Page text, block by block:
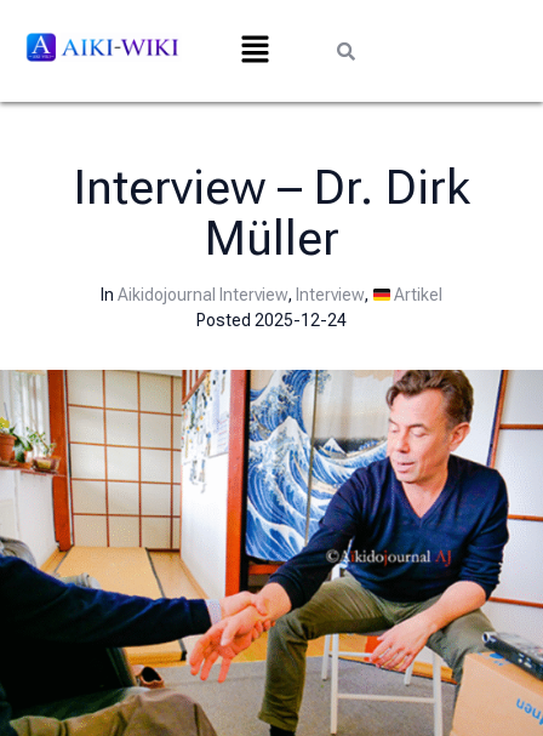
Interview – Dr. Dirk
Müller
In Aikidojournal Interview, Interview,
Artikel
Posted 2025-12-24